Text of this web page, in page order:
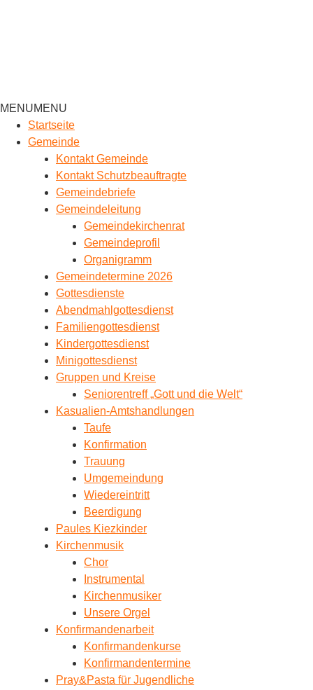
MENUMENU
Startseite
Gemeinde
Kontakt Gemeinde
Kontakt Schutzbeauftragte
Gemeindebriefe
Gemeindeleitung
Gemeindekirchenrat
Gemeindeprofil
Organigramm
Gemeindetermine 2026
Gottesdienste
Abendmahlgottesdienst
Familiengottesdienst
Kindergottesdienst
Minigottesdienst
Gruppen und Kreise
Seniorentreff „Gott und die Welt“
Kasualien-Amtshandlungen
Taufe
Konfirmation
Trauung
Umgemeindung
Wiedereintritt
Beerdigung
Paules Kiezkinder
Kirchenmusik
Chor
Instrumental
Kirchenmusiker
Unsere Orgel
Konfirmandenarbeit
Konfirmandenkurse
Konfirmandentermine
Pray&Pasta für Jugendliche